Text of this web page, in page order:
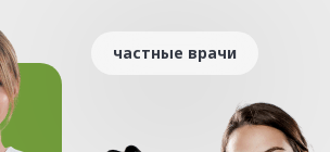
частные врачи